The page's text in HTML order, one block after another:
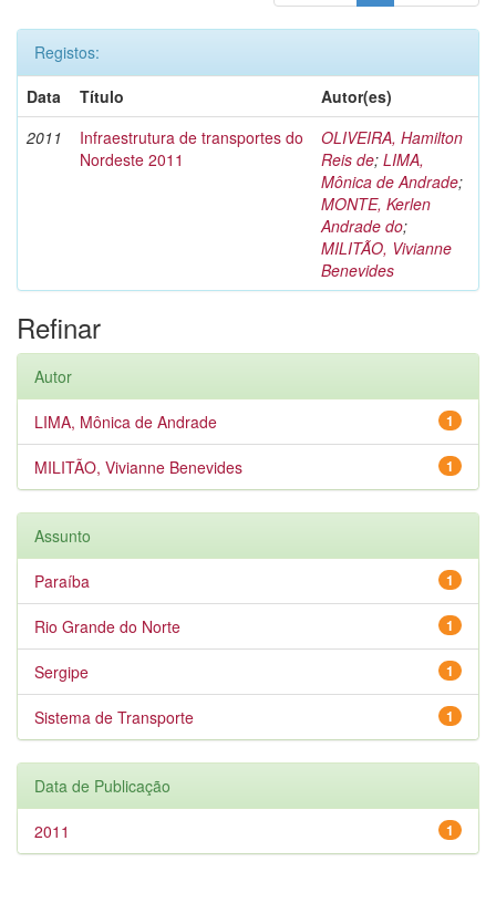
Registos:
Data
Título
Autor(es)
2011
Infraestrutura de transportes do
Nordeste 2011
OLIVEIRA, Hamilton
Reis de; LIMA,
Mônica de Andrade;
MONTE, Kerlen
Andrade do;
MILITÃO, Vivianne
Benevides
Refinar
Autor
1
LIMA, Mônica de Andrade
1
MILITÃO, Vivianne Benevides
Assunto
1
Paraíba
1
Rio Grande do Norte
1
Sergipe
1
Sistema de Transporte
Data de Publicação
1
2011